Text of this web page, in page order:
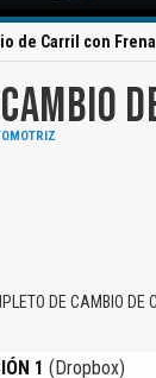
de Carril con
DE CAMBIO DE
1 (Dropbox)